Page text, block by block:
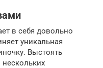
в себя довольно
уникальная
Выстоять